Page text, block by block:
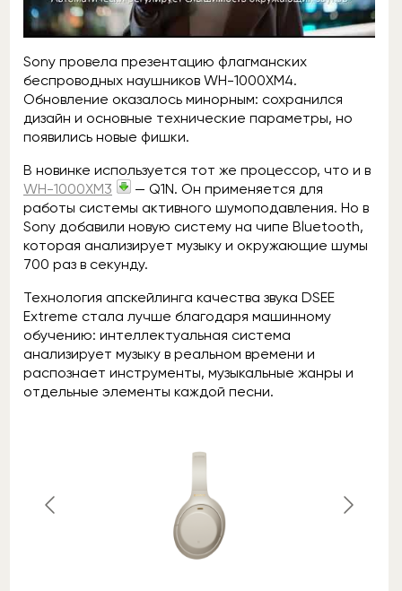
Sony провела презентацию флагманских
беспроводных наушников WH-1000XM4.
Обновление оказалось минорным: сохранился
дизайн и основные технические параметры, но
появились новые фишки.
В новинке используется тот же процессор, что и в
WH-1000XM3
— Q1N. Он применяется для
работы системы активного шумоподавления. Но в
Sony добавили новую систему на чипе Bluetooth,
которая анализирует музыку и окружающие шумы
700 раз в секунду.
Технология апскейлинга качества звука DSEE
Extreme стала лучше благодаря машинному
обучению: интеллектуальная система
анализирует музыку в реальном времени и
распознает инструменты, музыкальные жанры и
отдельные элементы каждой песни.